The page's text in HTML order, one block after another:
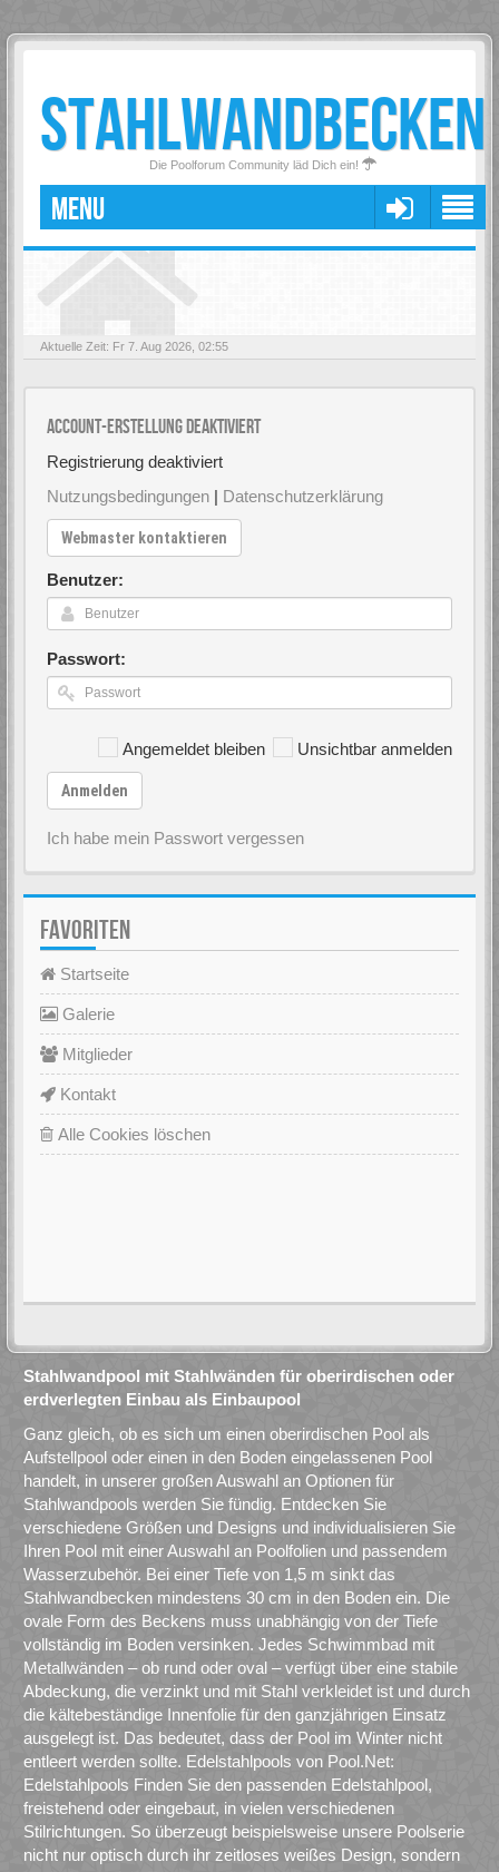
STAHLWANDBECKEN
Die Poolforum Community läd Dich ein!
MENU
Aktuelle Zeit: Fr 7. Aug 2026, 02:55
Account-Erstellung deaktiviert
Registrierung deaktiviert
Nutzungsbedingungen | Datenschutzerklärung
Webmaster kontaktieren
Benutzer:
Passwort:
Angemeldet bleiben Unsichtbar anmelden
Anmelden
Ich habe mein Passwort vergessen
FAVORITEN
Startseite
Galerie
Mitglieder
Kontakt
Alle Cookies löschen
Stahlwandpool mit Stahlwänden für oberirdischen oder
erdverlegten Einbau als Einbaupool
Ganz gleich, ob es sich um einen oberirdischen Pool als
Aufstellpool oder einen in den Boden eingelassenen Pool
handelt, in unserer großen Auswahl an Optionen für
Stahlwandpools werden Sie fündig. Entdecken Sie
verschiedene Größen und Designs und individualisieren Sie
Ihren Pool mit einer Auswahl an Poolfolien und passendem
Wasserzubehör. Bei einer Tiefe von 1,5 m sinkt das
Stahlwandbecken mindestens 30 cm in den Boden ein. Die
ovale Form des Beckens muss unabhängig von der Tiefe
vollständig im Boden versinken. Jedes Schwimmbad mit
Metallwänden – ob rund oder oval – verfügt über eine stabile
Abdeckung, die verzinkt und mit Stahl verkleidet ist und durch
die kältebeständige Innenfolie für den ganzjährigen Einsatz
ausgelegt ist. Das bedeutet, dass der Pool im Winter nicht
entleert werden sollte. Edelstahlpools von Pool.Net:
Edelstahlpools Finden Sie den passenden Edelstahlpool,
freistehend oder eingebaut, in vielen verschiedenen
Stilrichtungen. So überzeugt beispielsweise unsere Poolserie
nicht nur optisch durch ihr zeitloses weißes Design, sondern